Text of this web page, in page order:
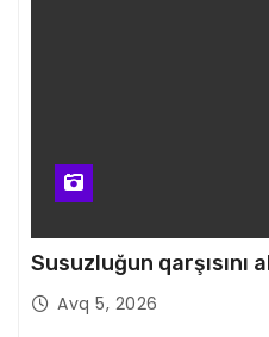
Susuzluğun qarşısını
Avq 5, 2026